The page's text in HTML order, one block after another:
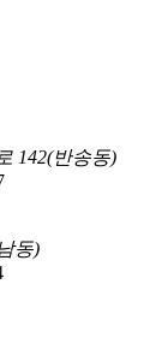
142(반송동)
동)